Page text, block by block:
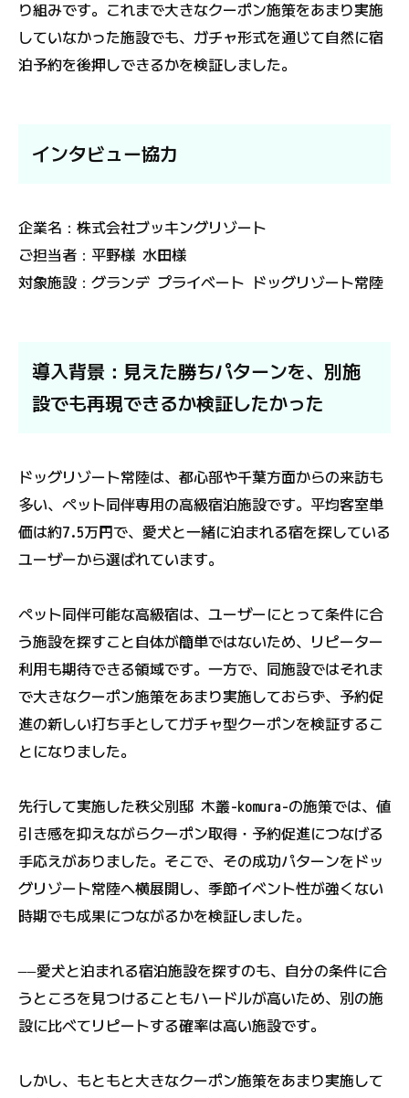
り組みです。これまで大きなクーポン施策をあまり実施
していなかった施設でも、ガチャ形式を通じて自然に宿
泊予約を後押しできるかを検証しました。
インタビュー協力
企業名：株式会社ブッキングリゾート
ご担当者：平野様 水田様
対象施設：グランデ プライベート ドッグリゾート常陸
導入背景：見えた勝ちパターンを、別施
設でも再現できるか検証したかった
ドッグリゾート常陸は、都心部や千葉方面からの来訪も
多い、ペット同伴専用の高級宿泊施設です。平均客室単
価は約7.5万円で、愛犬と一緒に泊まれる宿を探している
ユーザーから選ばれています。
ペット同伴可能な高級宿は、ユーザーにとって条件に合
う施設を探すこと自体が簡単ではないため、リピーター
利用も期待できる領域です。一方で、同施設ではそれま
で大きなクーポン施策をあまり実施しておらず、予約促
進の新しい打ち手としてガチャ型クーポンを検証するこ
とになりました。
先行して実施した秩父別邸 木叢-komura-の施策では、値
引き感を抑えながらクーポン取得・予約促進につなげる
手応えがありました。そこで、その成功パターンをドッ
グリゾート常陸へ横展開し、季節イベント性が強くない
時期でも成果につながるかを検証しました。
――愛犬と泊まれる宿泊施設を探すのも、自分の条件に合
うところを見つけることもハードルが高いため、別の施
設に比べてリピートする確率は高い施設です。
しかし、もともと大きなクーポン施策をあまり実施して